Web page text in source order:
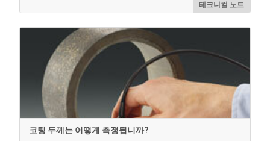
테크니컬 노트
코팅 두께는 어떻게 측정됩니까?